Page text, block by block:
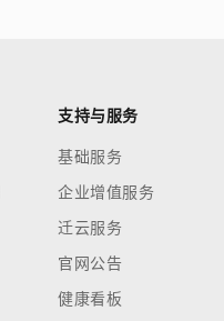
支持与服务
基础服务
企业增值服务
迁云服务
官网公告
健康看板